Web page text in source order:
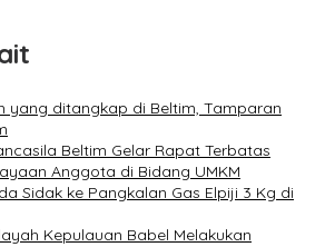
yang ditangkap di Beltim, Tamparan
Beltim Gelar Rapat Terbatas
Anggota di Bidang UMKM
Sidak ke Pangkalan Gas Elpiji 3 Kg di
Kepulauan Babel Melakukan